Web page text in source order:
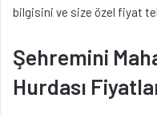
bilgisini ve size özel fiyat
Şehremini
Hurdası